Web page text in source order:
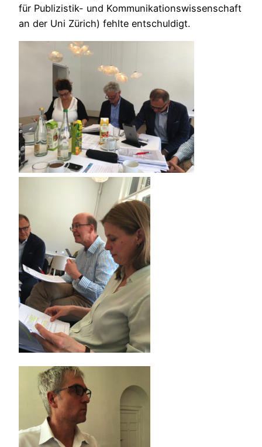
für Publizistik- und Kommunikationswissenschaft
an der Uni Zürich) fehlte entschuldigt.